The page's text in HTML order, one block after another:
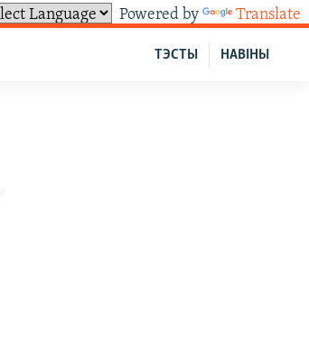
Powered by Translate
НАВІНЫ
ТЭСТЫ